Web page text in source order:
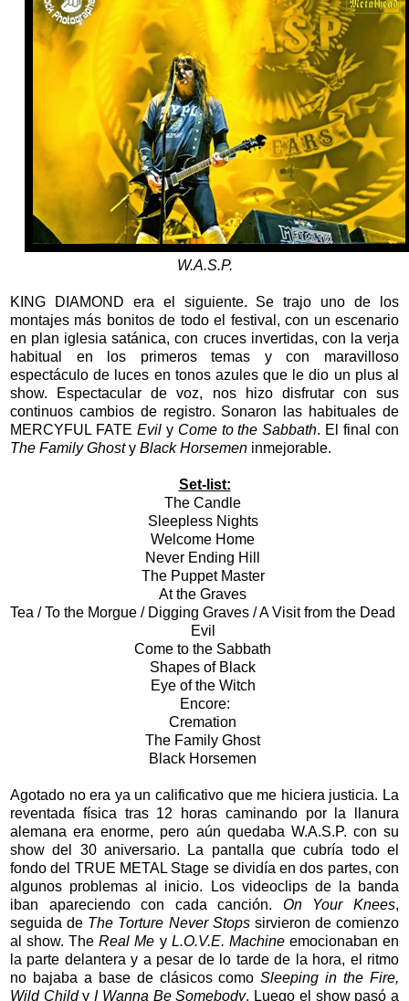
W.A.S.P.
KING DIAMOND era el siguiente. Se trajo uno de los
montajes más bonitos de todo el festival, con un escenario
en plan iglesia satánica, con cruces invertidas, con la verja
habitual en los primeros temas y con maravilloso
espectáculo de luces en tonos azules que le dio un plus al
show. Espectacular de voz, nos hizo disfrutar con sus
continuos cambios de registro. Sonaron las habituales de
MERCYFUL FATE Evil yCome to the Sabbath. El final con
The Family Ghosty Black Horsemen inmejorable.
Set-list:
The Candle
Sleepless Nights
Welcome Home
Never Ending Hill
The Puppet Master
At the Graves
Tea / To the Morgue / Digging Graves / A Visit from the Dead
Evil
Come to the Sabbath
Shapes of Black
Eye of the Witch
Encore:
Cremation
The Family Ghost
Black Horsemen
Agotado no era ya un calificativo que me hiciera justicia. La
reventada física tras 12 horas caminando por la llanura
alemana era enorme, pero aún quedaba W.A.S.P. con su
show del 30 aniversario. La pantalla que cubría todo el
fondo del TRUE METAL Stage se dividía en dos partes, con
algunos problemas al inicio. Los videoclips de la banda
iban apareciendo con cada canción. On Your Knees,
seguida de The Torture Never Stopssirvieron de comienzo
al show. The Real Me yL.O.V.E. Machineemocionaban en
la parte delantera y a pesar de lo tarde de la hora, el ritmo
no bajaba a base de clásicos comoSleeping in the Fire,
Wild Childy I Wanna Be Somebody. Luego el show pasó a